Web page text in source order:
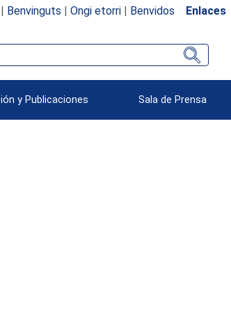
Benvinguts | Ongi etorri| Benvidos Enlaces
y Publicaciones Sala de Prensa